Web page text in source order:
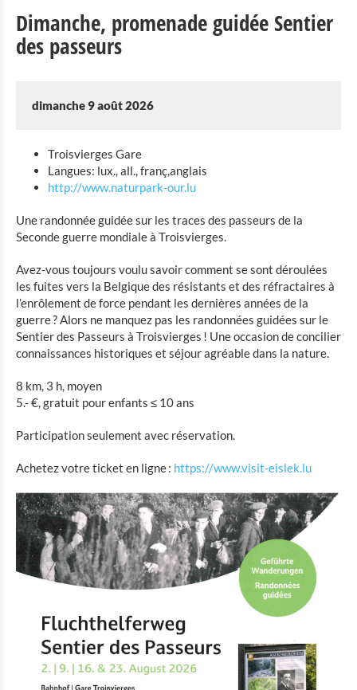
Attractions touristiques
Culture & musées
Mobilité à Troisvierges
Location de Vélo
Activités intérieures
Eat & Sleep
Agenda
Hiking
Divers
Actualités
Dimanche, promenade guidée Sentier
des passeurs
dimanche 9 août 2026
Troisvierges Gare
Langues: lux., all., franç,anglais
http://www.naturpark-our.lu
Une randonnée guidée sur les traces des passeurs de la
Seconde guerre mondiale à Troisvierges.
Avez-vous toujours voulu savoir comment se sont déroulées
les fuites vers la Belgique des résistants et des réfractaires à
l’enrôlement de force pendant les dernières années de la
guerre ? Alors ne manquez pas les randonnées guidées sur le
Sentier des Passeurs à Troisvierges ! Une occasion de concilier
connaissances historiques et séjour agréable dans la nature.
8 km, 3 h, moyen
5.- €, gratuit pour enfants ≤ 10 ans
Participation seulement avec réservation.
Achetez votre ticket en ligne : https://www.visit-eislek.lu